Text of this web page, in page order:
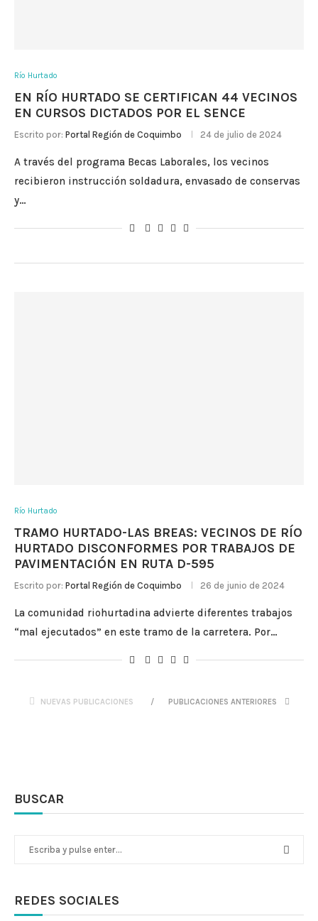
Río Hurtado
EN RÍO HURTADO SE CERTIFICAN 44 VECINOS
EN CURSOS DICTADOS POR EL SENCE
Escrito por: Portal Región de Coquimbo 24 de julio de 2024
A través del programa Becas Laborales, los vecinos
recibieron instrucción soldadura, envasado de conservas
y…
Río Hurtado
TRAMO HURTADO-LAS BREAS: VECINOS DE RÍO
HURTADO DISCONFORMES POR TRABAJOS DE
PAVIMENTACIÓN EN RUTA D-595
Escrito por: Portal Región de Coquimbo 26 de junio de 2024
La comunidad riohurtadina advierte diferentes trabajos
“mal ejecutados” en este tramo de la carretera. Por…
NUEVAS PUBLICACIONES PUBLICACIONES ANTERIORES
BUSCAR
REDES SOCIALES